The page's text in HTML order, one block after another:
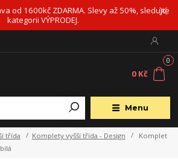
od 1600kč ZDARMA. Slevy až 50%, sledujte
kategorii VÝPRODEJ.
Menu
0
0 Kč
třída Komplety vyšší třída - Design
Komplet